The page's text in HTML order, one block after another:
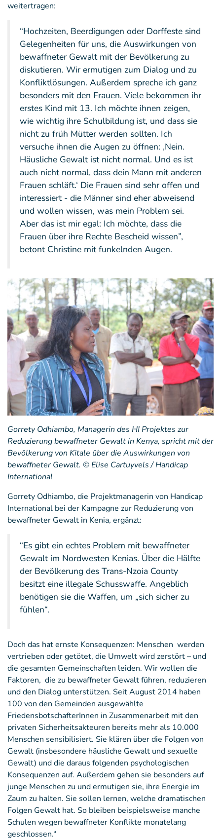
weitertragen:
“Hochzeiten, Beerdigungen oder Dorffeste sind
Gelegenheiten für uns, die Auswirkungen von
bewaffneter Gewalt mit der Bevölkerung zu
diskutieren. Wir ermutigen zum Dialog und zu
Konfliktlösungen. Außerdem spreche ich ganz
besonders mit den Frauen. Viele bekommen ihr
erstes Kind mit 13. Ich möchte ihnen zeigen,
wie wichtig ihre Schulbildung ist, und dass sie
nicht zu früh Mütter werden sollten. Ich
versuche ihnen die Augen zu öffnen: ‚Nein.
Häusliche Gewalt ist nicht normal. Und es ist
auch nicht normal, dass dein Mann mit anderen
Frauen schläft.‘ Die Frauen sind sehr offen und
interessiert - die Männer sind eher abweisend
und wollen wissen, was mein Problem sei.
Aber das ist mir egal: Ich möchte, dass die
Frauen über ihre Rechte Bescheid wissen”,
betont Christine mit funkelnden Augen.
Gorrety Odhiambo, Managerin des HI Projektes zur
Reduzierung bewaffneter Gewalt in Kenya, spricht mit der
Bevölkerung von Kitale über die Auswirkungen von
bewaffneter Gewalt. © Elise Cartuyvels / Handicap
International
Gorrety Odhiambo, die Projektmanagerin von Handicap
International bei der Kampagne zur Reduzierung von
bewaffneter Gewalt in Kenia, ergänzt:
“Es gibt ein echtes Problem mit bewaffneter
Gewalt im Nordwesten Kenias. Über die Hälfte
der Bevölkerung des Trans-Nzoia County
besitzt eine illegale Schusswaffe. Angeblich
benötigen sie die Waffen, um „sich sicher zu
fühlen“.
Doch das hat ernste Konsequenzen: Menschen werden
vertrieben oder getötet, die Umwelt wird zerstört – und
die gesamten Gemeinschaften leiden. Wir wollen die
Faktoren, die zu bewaffneter Gewalt führen, reduzieren
und den Dialog unterstützen. Seit August 2014 haben
100 von den Gemeinden ausgewählte
FriedensbotschafterInnen in Zusammenarbeit mit den
privaten Sicherheitsakteuren bereits mehr als 10.000
Menschen sensibilisiert. Sie klären über die Folgen von
Gewalt (insbesondere häusliche Gewalt und sexuelle
Gewalt) und die daraus folgenden psychologischen
Konsequenzen auf. Außerdem gehen sie besonders auf
junge Menschen zu und ermutigen sie, ihre Energie im
Zaum zu halten. Sie sollen lernen, welche dramatischen
Folgen Gewalt hat. So bleiben beispielsweise manche
Schulen wegen bewaffneter Konflikte monatelang
geschlossen.“